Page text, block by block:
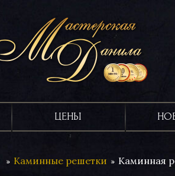
ЦЕНЫ
Каминные решетки Каминная